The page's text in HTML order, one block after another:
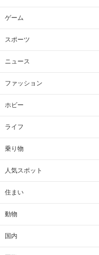
ゲーム
スポーツ
ニュース
ファッション
ホビー
ライフ
乗り物
人気スポット
住まい
動物
国内